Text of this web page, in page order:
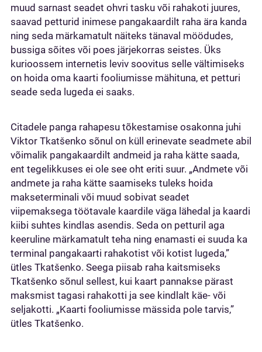
muud sarnast seadet ohvri tasku või rahakoti juures,
saavad petturid inimese pangakaardilt raha ära kanda
ning seda märkamatult näiteks tänaval möödudes,
bussiga sõites või poes järjekorras seistes. Üks
kurioossem internetis leviv soovitus selle vältimiseks
on hoida oma kaarti fooliumisse mähituna, et petturi
seade seda lugeda ei saaks.
Citadele panga rahapesu tõkestamise osakonna juhi
Viktor Tkatšenko sõnul on küll erinevate seadmete abil
võimalik pangakaardilt andmeid ja raha kätte saada,
ent tegelikkuses ei ole see oht eriti suur. „Andmete või
andmete ja raha kätte saamiseks tuleks hoida
makseterminali või muud sobivat seadet
viipemaksega töötavale kaardile väga lähedal ja kaardi
kiibi suhtes kindlas asendis. Seda on petturil aga
keeruline märkamatult teha ning enamasti ei suuda ka
terminal pangakaarti rahakotist või kotist lugeda,”
ütles Tkatšenko. Seega piisab raha kaitsmiseks
Tkatšenko sõnul sellest, kui kaart pannakse pärast
maksmist tagasi rahakotti ja see kindlalt käe- või
seljakotti. „Kaarti fooliumisse mässida pole tarvis,”
ütles Tkatšenko.